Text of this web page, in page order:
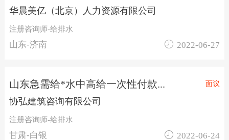
华晨美亿（北京）人力资源有限公司
注册咨询师-给排水
山东-济南  2022-06-27
山东急需给*水中高给一次性付款... 面议
协弘建筑咨询有限公司
注册咨询师-给排水
甘肃-白银  2022-06-24